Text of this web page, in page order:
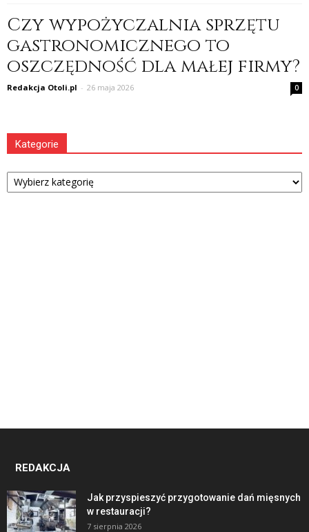
Czy wypożyczalnia sprzętu
gastronomicznego to
oszczędność dla małej firmy?
Redakcja Otoli.pl - 26 maja 2026 0
Kategorie
Kategorie
REDAKCJA
Jak przyspieszyć przygotowanie dań mięsnych
w restauracji?
7 sierpnia 2026